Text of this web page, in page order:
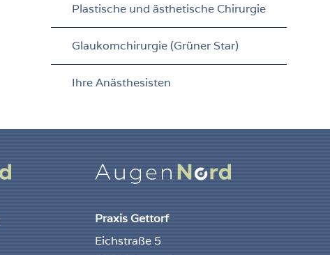
Plastische und ästhetische Chirurgie
Glaukomchirurgie (Grüner Star)
Ihre Anästhesisten
Praxis Gettorf
Eichstraße 5